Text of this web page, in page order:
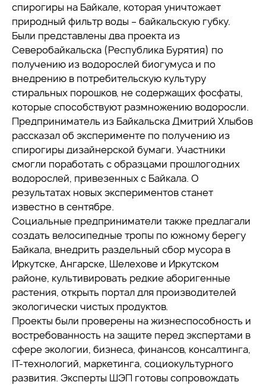
спирогиры на Байкале, которая уничтожает
природный фильтр воды – байкальскую губку.
Были представлены два проекта из
Северобайкальска (Республика Бурятия) по
получению из водорослей биогумуса и по
внедрению в потребительскую культуру
стиральных порошков, не содержащих фосфаты,
которые способствуют размножению водоросли.
Предприниматель из Байкальска Дмитрий Хлыбов
рассказал об эксперименте по получению из
спирогиры дизайнерской бумаги. Участники
смогли поработать с образцами прошлогодних
водорослей, привезенных с Байкала. О
результатах новых экспериментов станет
известно в сентябре.
Социальные предприниматели также предлагали
создать велосипедные тропы по южному берегу
Байкала, внедрить раздельный сбор мусора в
Иркутске, Ангарске, Шелехове и Иркутском
районе, культивировать редкие аборигенные
растения, открыть портал для производителей
экологически чистых продуктов.
Проекты были проверены на жизнеспособность и
востребованность на защите перед экспертами в
сфере экологии, бизнеса, финансов, консалтинга,
IT-технологий, маркетинга, социокультурного
развития. Эксперты ШЭП готовы сопровождать